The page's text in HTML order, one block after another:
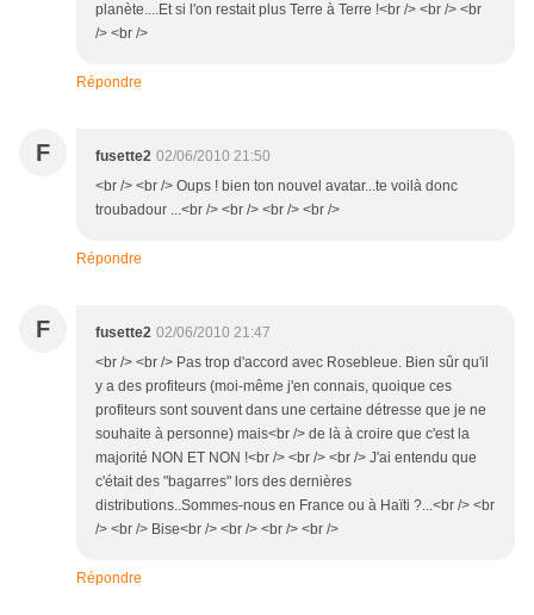
planète....Et si l'on restait plus Terre à Terre !<br /> <br /> <br
/> <br />
Répondre
F fusette2 02/06/2010 21:50
<br /> <br /> Oups ! bien ton nouvel avatar...te voilà donc
troubadour ...<br /> <br /> <br /> <br />
Répondre
F fusette2 02/06/2010 21:47
<br /> <br /> Pas trop d'accord avec Rosebleue. Bien sûr qu'il
y a des profiteurs (moi-même j'en connais, quoique ces
profiteurs sont souvent dans une certaine détresse que je ne
souhaite à personne) mais<br /> de là à croire que c'est la
majorité NON ET NON !<br /> <br /> <br /> J'ai entendu que
c'était des "bagarres" lors des dernières
distributions..Sommes-nous en France ou à Haïti ?...<br /> <br
/> <br /> Bise<br /> <br /> <br /> <br />
Répondre